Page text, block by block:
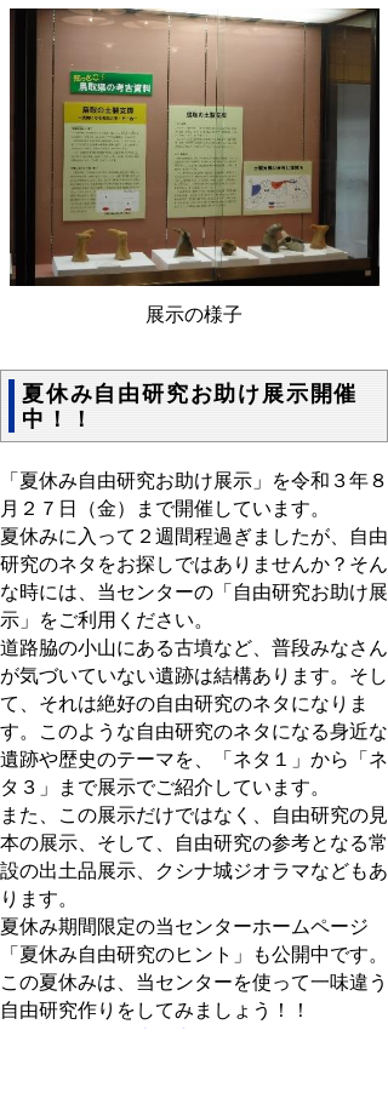
展示の様子
夏休み自由研究お助け展示開催
中！！
「夏休み自由研究お助け展示」を令和３年８
月２７日（金）まで開催しています。
夏休みに入って２週間程過ぎましたが、自由
研究のネタをお探しではありませんか？そん
な時には、当センターの「自由研究お助け展
示」をご利用ください。
道路脇の小山にある古墳など、普段みなさん
が気づいていない遺跡は結構あります。そし
て、それは絶好の自由研究のネタになりま
す。このような自由研究のネタになる身近な
遺跡や歴史のテーマを、「ネタ１」から「ネ
タ３」まで展示でご紹介しています。
また、この展示だけではなく、自由研究の見
本の展示、そして、自由研究の参考となる常
設の出土品展示、クシナ城ジオラマなどもあ
ります。
夏休み期間限定の当センターホームページ
「夏休み自由研究のヒント」も公開中です。
この夏休みは、当センターを使って一味違う
自由研究作りをしてみましょう！！